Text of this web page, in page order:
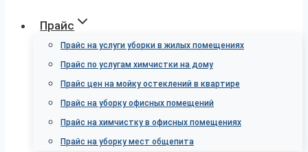
Прайс
Прайс на услуги уборки в жилых помещениях
Прайс по услугам химчистки на дому
Прайс цен на мойку остеклений в квартире
Прайс на уборку офисных помещений
Прайс на химчистку в офисных помещениях
Прайс на уборку мест общепита